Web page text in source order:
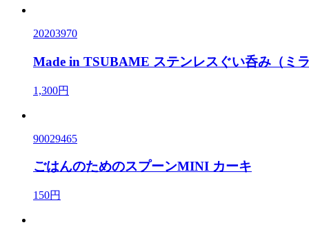
20203970
Made in TSUBAME ステンレスぐい呑み（ミラ
1,300円
90029465
ごはんのためのスプーンMINI カーキ
150円